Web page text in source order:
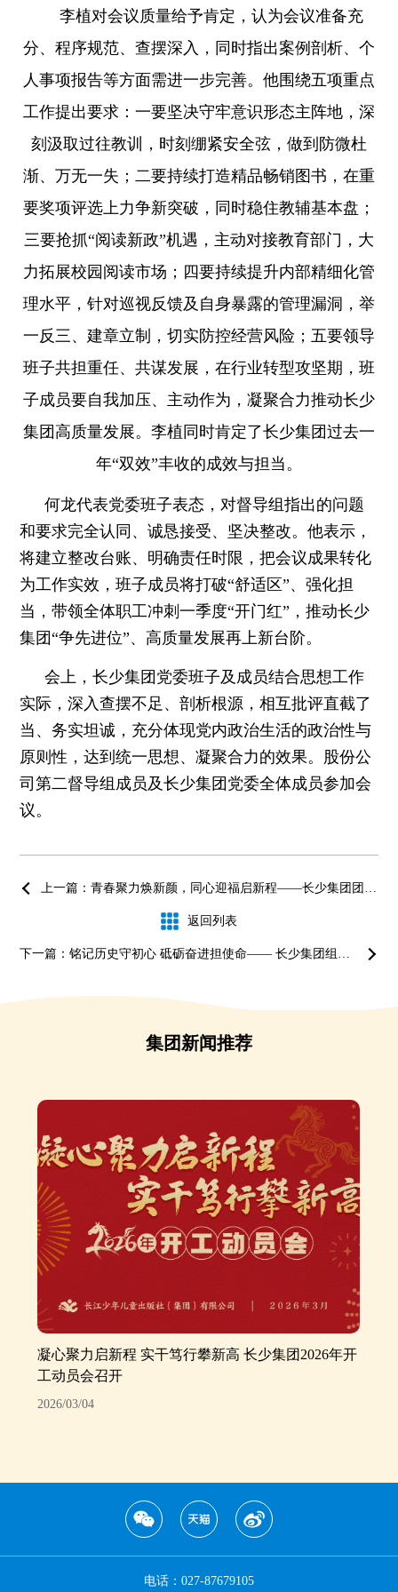
李植对会议质量给予肯定，认为会议准备充
分、程序规范、查摆深入，同时指出案例剖析、个
人事项报告等方面需进一步完善。他围绕五项重点
工作提出要求：一要坚决守牢意识形态主阵地，深
刻汲取过往教训，时刻绷紧安全弦，做到防微杜
渐、万无一失；二要持续打造精品畅销图书，在重
要奖项评选上力争新突破，同时稳住教辅基本盘；
三要抢抓“阅读新政”机遇，主动对接教育部门，大
力拓展校园阅读市场；四要持续提升内部精细化管
理水平，针对巡视反馈及自身暴露的管理漏洞，举
一反三、建章立制，切实防控经营风险；五要领导
班子共担重任、共谋发展，在行业转型攻坚期，班
子成员要自我加压、主动作为，凝聚合力推动长少
集团高质量发展。李植同时肯定了长少集团过去一
年“双效”丰收的成效与担当。
何龙代表党委班子表态，对督导组指出的问题
和要求完全认同、诚恳接受、坚决整改。他表示，
将建立整改台账、明确责任时限，把会议成果转化
为工作实效，班子成员将打破“舒适区”、强化担
当，带领全体职工冲刺一季度“开门红”，推动长少
集团“争先进位”、高质量发展再上新台阶。
会上，长少集团党委班子及成员结合思想工作
实际，深入查摆不足、剖析根源，相互批评直截了
当、务实坦诚，充分体现党内政治生活的政治性与
原则性，达到统一思想、凝聚合力的效果。股份公
司第二督导组成员及长少集团党委全体成员参加会
议。
上一篇：青春聚力焕新颜，同心迎福启新程——长少集团团委开展迎新春大扫除活动
返回列表
下一篇：铭记历史守初心 砥砺奋进担使命—— 长少集团组织收听收看纪念中国人民抗日战争暨世界反法西斯战争胜利80周年大会直播并开展集中学习
集团新闻推荐
凝心聚力启新程 实干笃行攀新高 长少集团2026年开
工动员会召开
2026/03/04
电话：027-87679105